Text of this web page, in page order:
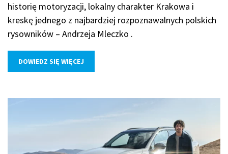
historię motoryzacji, lokalny charakter Krakowa i
kreskę jednego z najbardziej rozpoznawalnych polskich
rysowników – Andrzeja Mleczko .
DOWIEDZ SIĘ WIĘCEJ